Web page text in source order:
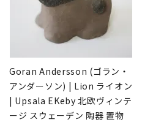
Goran Andersson (ゴラン・
アンダーソン) | Lion ライオン
| Upsala EKeby 北欧ヴィンテ
ージ スウェーデン 陶器 置物